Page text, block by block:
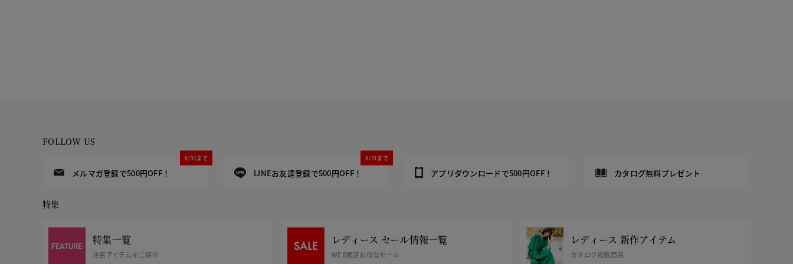
FOLLOW US
メルマガ登録で500円OFF！
8/31まで
LINEお友達登録で500円OFF！
8/31まで
アプリダウンロードで500円OFF！ カタログ無料プレゼント
特集
特集一覧
注目アイテムをご紹介
レディース セール情報一覧
WEB限定お得なセール
レディース 新作アイテム
カタログ掲載商品